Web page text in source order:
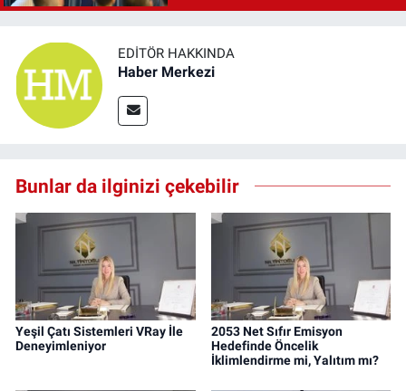
EDITÖR HAKKINDA
Haber Merkezi
Bunlar da ilginizi çekebilir
Yeşil Çatı Sistemleri VRay İle
Deneyimleniyor
2053 Net Sıfır Emisyon
Hedefinde Öncelik
İklimlendirme mi, Yalıtım mı?